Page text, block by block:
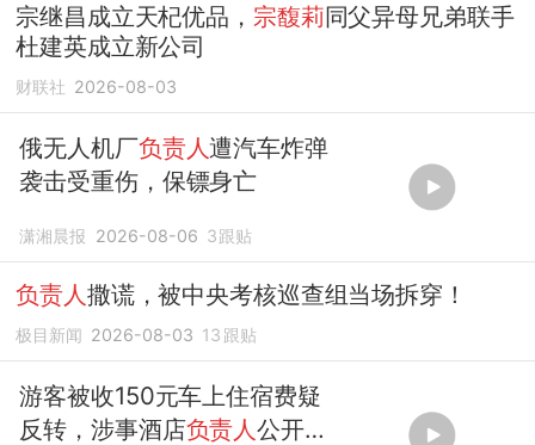
宗继昌成立天杞优品， 宗馥莉同父异母兄弟联手
杜建英成立新公司
财联社 2026-08-03
俄无人机厂负责人遭汽车炸弹
袭击受重伤，保镖身亡
潇湘晨报 2026-08-06 3跟贴
负责人撒谎，被中央考核巡查组当场拆穿！
极目新闻 2026-08-03 13 跟贴
游客被收150元车上住宿费疑
反转，涉事酒店负责人公开监